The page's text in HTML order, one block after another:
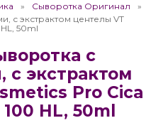
Сыворотка Оригинал
с экстрактом центелы VT
50ml
с
с экстрактом
Pro Cica
HL, 50ml